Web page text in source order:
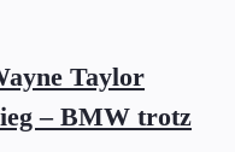
Taylor
– BMW trotz